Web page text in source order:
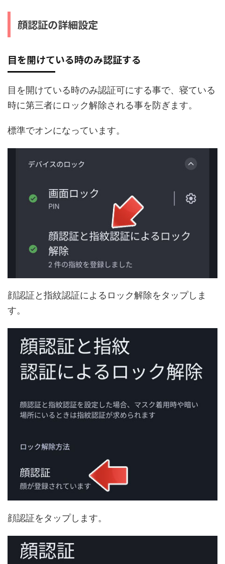
顔認証の詳細設定
目を開けている時のみ認証する
目を開けている時のみ認証可にする事で、寝ている
時に第三者にロック解除される事を防ぎます。
標準でオンになっています。
顔認証と指紋認証によるロック解除をタップしま
す。
顔認証をタップします。